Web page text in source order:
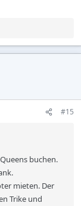
#15
buchen.
mieten. Der
Trike und